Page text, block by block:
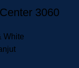
3060
White